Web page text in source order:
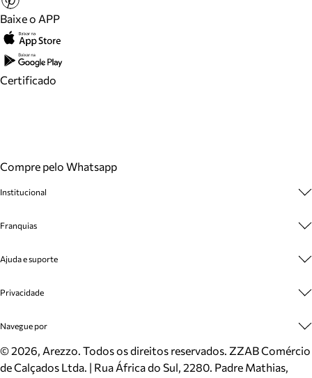
Baixe o APP
Certificado
Compre pelo Whatsapp
Institucional
Cashback
Venda Corporativa
Mapa do Site
Inverno
Mundo Arezzo
Franquias
Plano de Negócio
Ajuda e suporte
Cadastro
Meus Pedidos
Trocas e Devoluções
Cartão Presente
Privacidade
Politica e Privacidade
Navegue por
Sapatos
Bolsas
©2026, Arezzo. Todos os direitos reservados. ZZAB Comércio
de Calçados Ltda. | Rua África do Sul, 2280. Padre Mathias,